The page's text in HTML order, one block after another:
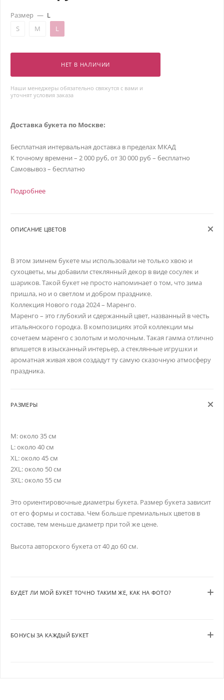
Размер — L
S
M L
НЕТ В НАЛИЧИИ
Наши менеджеры обязательно свяжутся с вами и
уточнят условия заказа
Доставка букета по Москве:
Бесплатная интервальная доставка в пределах МКАД
К точному времени – 2 000 руб, от 30 000 руб – бесплатно
Самовывоз – бесплатно
Подробнее
ОПИСАНИЕ ЦВЕТОВ
В этом зимнем букете мы использовали не только хвою и
сухоцветы, мы добавили стеклянный декор в виде сосулек и
шариков. Такой букет не просто напоминает о том, что зима
пришла, но и о светлом и добром празднике.
Коллекция Нового года 2024 – Маренго.
Маренго – это глубокий и сдержанный цвет, названный в честь
итальянского городка. В композициях этой коллекции мы
сочетаем маренго с золотым и молочным. Такая гамма отлично
впишется в изысканный интерьер, а стеклянные игрушки и
ароматная живая хвоя создадут ту самую сказочную атмосферу
праздника.
РАЗМЕРЫ
M: около 35 см
L: около 40 см
XL: около 45 см
2XL: около 50 см
3XL: около 55 см
Это ориентировочные диаметры букета. Размер букета зависит
от его формы и состава. Чем больше премиальных цветов в
составе, тем меньше диаметр при той же цене.
Высота авторского букета от 40 до 60 см.
БУДЕТ ЛИ МОЙ БУКЕТ ТОЧНО ТАКИМ ЖЕ, КАК НА ФОТО?
БОНУСЫ ЗА КАЖДЫЙ БУКЕТ